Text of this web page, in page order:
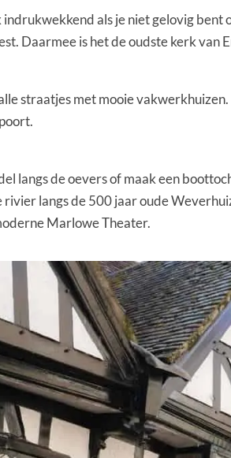
als je niet gelovig
Daarmee is het de oudste kerk
straatjes met mooie
langs de oevers of maak een
langs de 500 jaar oude
Marlowe Theater.